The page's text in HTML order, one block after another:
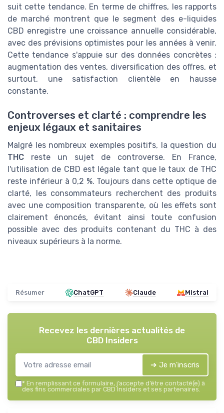
suit cette tendance. En terme de chiffres, les rapports
de marché montrent que le segment des e-liquides
CBD enregistre une croissance annuelle considérable,
avec des prévisions optimistes pour les années à venir.
Cette tendance s'appuie sur des données concrètes :
augmentation des ventes, diversification des offres, et
surtout, une satisfaction clientèle en hausse
constante.
Controverses et clarté : comprendre les
enjeux légaux et sanitaires
Malgré les nombreux exemples positifs, la question du
THC reste un sujet de controverse. En France,
l'utilisation de CBD est légale tant que le taux de THC
reste inférieur à 0,2 %. Toujours dans cette optique de
clarté, les consommateurs recherchent des produits
avec une composition transparente, où les effets sont
clairement énoncés, évitant ainsi toute confusion
possible avec des produits contenant du THC à des
niveaux supérieurs à la norme.
Résumer ChatGPT Claude Mistral
Recevez les dernières actualités de
CBD Insiders
➔ Je m'inscris
* En remplissant ce formulaire, j’accepte d’être contacté(e) à
des fins commerciales par CBD Insiders et ses partenaires.